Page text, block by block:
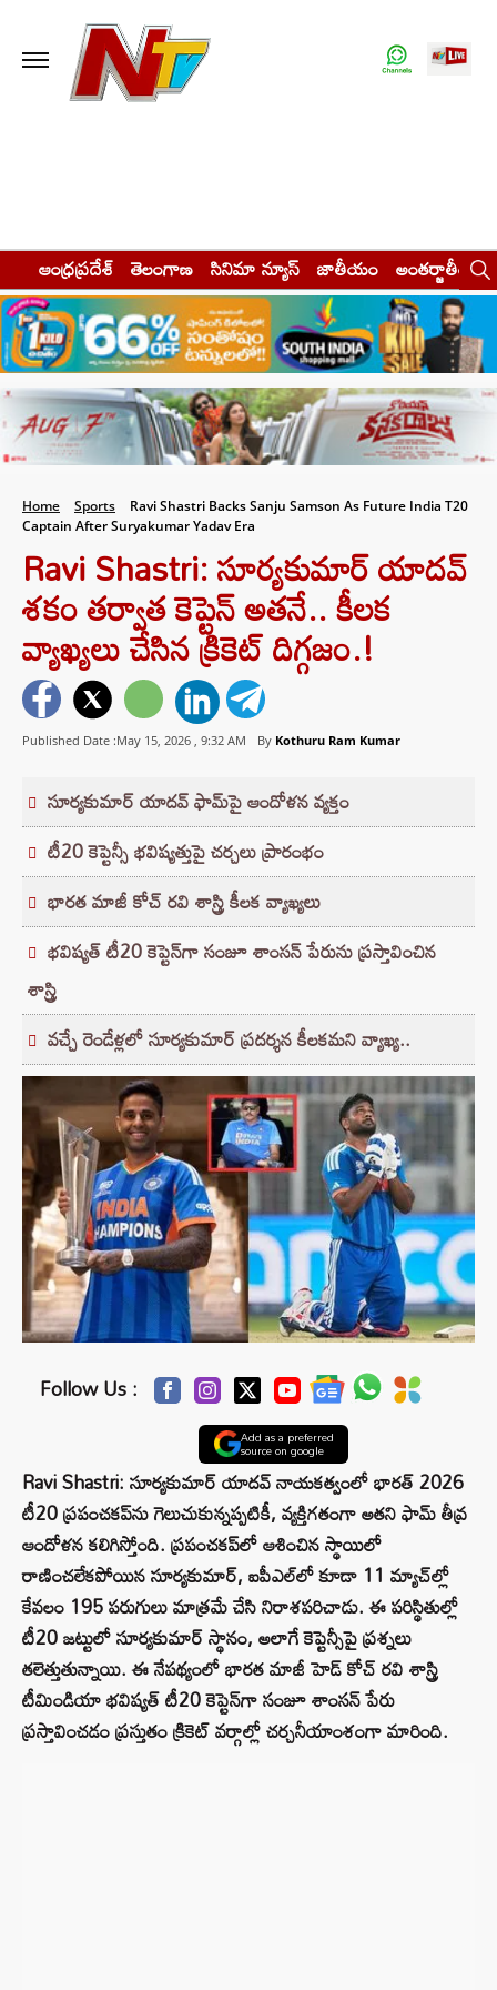
ఆంధ్రప్రదేశ్ తెలంగాణ సినిమా న్యూస్ జాతీయం అంతర్జాతీయం
Home Sports
Ravi Shastri Backs Sanju Samson As Future India T20
Captain After Suryakumar Yadav Era
Ravi Shastri: సూర్యకుమార్ యాదవ్
శకం తర్వాత కెప్టెన్ అతనే.. కీలక
వ్యాఖ్యలు చేసిన క్రికెట్ దిగ్గజం.!
Published Date :May 15, 2026 , 9:32 AM By Kothuru Ram Kumar
సూర్యకుమార్ యాదవ్ ఫామ్‌పై ఆందోళన వ్యక్తం
టీ20 కెప్టెన్సీ భవిష్యత్తుపై చర్చలు ప్రారంభం
భారత మాజీ కోచ్ రవి శాస్త్రి కీలక వ్యాఖ్యలు
భవిష్యత్ టీ20 కెప్టెన్‌గా సంజూ శాంసన్ పేరును ప్రస్తావించిన
శాస్త్రి
వచ్చే రెండేళ్లలో సూర్యకుమార్ ప్రదర్శన కీలకమని వ్యాఖ్య..
Follow Us :
Add as a preferred
source on google
Ravi Shastri: సూర్యకుమార్ యాదవ్ నాయకత్వంలో భారత్ 2026
టీ20 ప్రపంచకప్‌ను గెలుచుకున్నప్పటికీ, వ్యక్తిగతంగా అతని ఫామ్ తీవ్ర
ఆందోళన కలిగిస్తోంది. ప్రపంచకప్‌లో ఆశించిన స్థాయిలో
రాణించలేకపోయిన సూర్యకుమార్, ఐపీఎల్‌లో కూడా 11 మ్యాచ్‌ల్లో
కేవలం 195 పరుగులు మాత్రమే చేసి నిరాశపరిచాడు. ఈ పరిస్థితుల్లో
టీ20 జట్టులో సూర్యకుమార్ స్థానం, అలాగే కెప్టెన్సీపై ప్రశ్నలు
తలెత్తుతున్నాయి. ఈ నేపథ్యంలో భారత మాజీ హెడ్ కోచ్ రవి శాస్త్రి
టీమిండియా భవిష్యత్ టీ20 కెప్టెన్‌గా సంజూ శాంసన్ పేరు
ప్రస్తావించడం ప్రస్తుతం క్రికెట్ వర్గాల్లో చర్చనీయాంశంగా మారింది.